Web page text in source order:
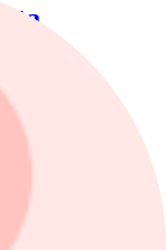
mellan
är bilden en